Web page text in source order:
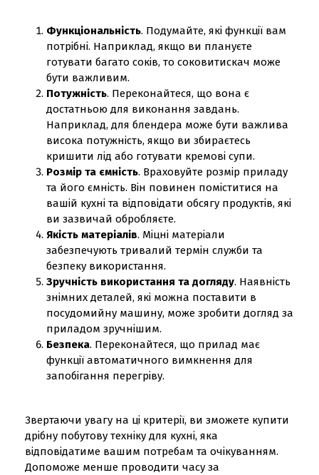
Функціональність. Подумайте, які функції вам
потрібні. Наприклад, якщо ви плануєте
готувати багато соків, то соковитискач може
бути важливим.
Потужність. Переконайтеся, що вона є
достатньою для виконання завдань.
Наприклад, для блендера може бути важлива
висока потужність, якщо ви збираєтесь
кришити лід або готувати кремові супи.
Розмір та ємність. Враховуйте розмір приладу
та його ємність. Він повинен поміститися на
вашій кухні та відповідати обсягу продуктів, які
ви зазвичай обробляєте.
Якість матеріалів. Міцні матеріали
забезпечують тривалий термін служби та
безпеку використання.
Зручність використання та догляду. Наявність
знімних деталей, які можна поставити в
посудомийну машину, може зробити догляд за
приладом зручнішим.
Безпека. Переконайтеся, що прилад має
функції автоматичного вимкнення для
запобігання перегріву.
Звертаючи увагу на ці критерії, ви зможете купити
дрібну побутову техніку для кухні, яка
відповідатиме вашим потребам та очікуванням.
Допоможе менше проводити часу за